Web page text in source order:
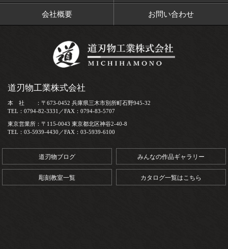
会社概要 お問い合わせ
道刃物工業株式会社
本 社 ：〒673-0452 兵庫県三木市別所町石野945-32
TEL：0794-82-3331／FAX：0794-83-5707
東京営業所：〒115-0043 東京都北区神谷2-40-8
TEL：03-5939-4430／FAX：03-5939-6100
道刃物ブログ みんなの作品ギャラリー
彫刻教室一覧 カタログ一覧はこちら